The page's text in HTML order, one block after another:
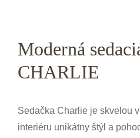
Moderná
CHARLIE
SedačkaCharlie je skvelou
interiéru unikátny štýl a